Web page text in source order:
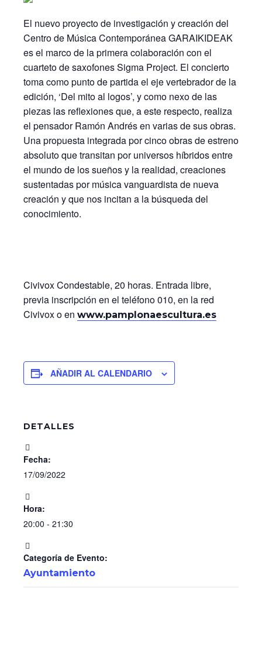
El nuevo proyecto de investigación y creación del
Centro de Música Contemporánea GARAIKIDEAK
es el marco de la primera colaboración con el
cuarteto de saxofones Sigma Project. El concierto
toma como punto de partida el eje vertebrador de la
edición, ‘Del mito al logos’, y como nexo de las
piezas las reflexiones que, a este respecto, realiza
el pensador Ramón Andrés en varias de sus obras.
Una propuesta integrada por cinco obras de estreno
absoluto que transitan por universos híbridos entre
el mundo de los sueños y la realidad, creaciones
sustentadas por música vanguardista de nueva
creación y que nos incitan a la búsqueda del
conocimiento.
Civivox Condestable, 20 horas. Entrada libre,
previa inscripción en el teléfono 010, en la red
Civivox o en www.pamplonaescultura.es
AÑADIR AL CALENDARIO
DETALLES
Fecha:
17/09/2022
Hora:
20:00 - 21:30
Categoría de Evento:
Ayuntamiento